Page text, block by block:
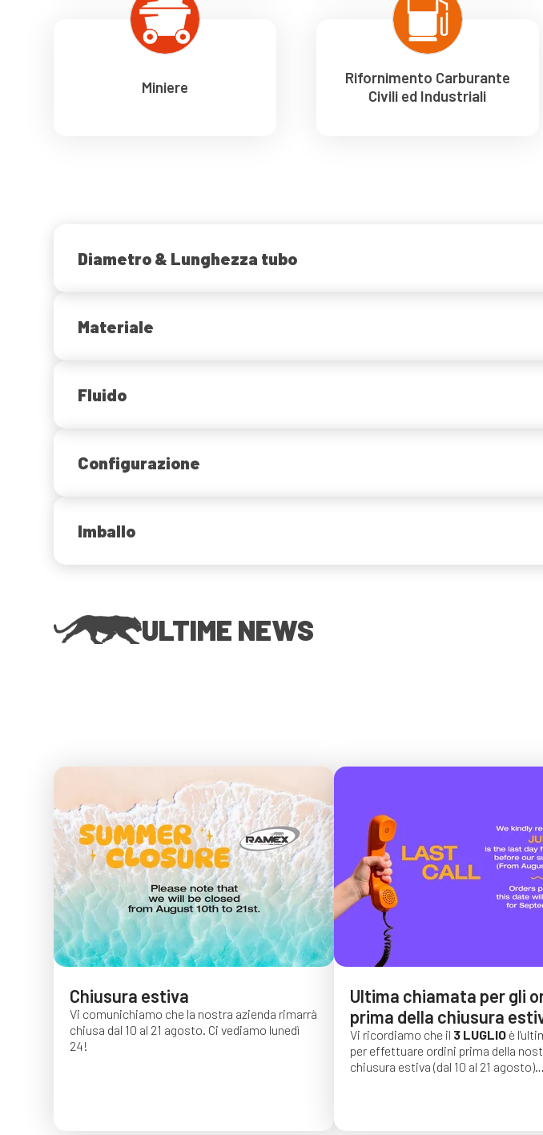
Miniere
Rifornimento Carburante
Civili ed Industriali
Diametro & Lunghezza tubo
Materiale
Fluido
Configurazione
Imballo
ULTIME NEWS
Chiusura estiva
Vi comunichiamo che la nostra azienda rimarrà
chiusa dal 10 al 21 agosto. Ci vediamo lunedì
24!
Ultima chiamata per gli
prima della chiusura
Vi ricordiamo che il 3 LUGLIO è
per effettuare ordini prima della
chiusura estiva (dal 10 al 21 agosto).